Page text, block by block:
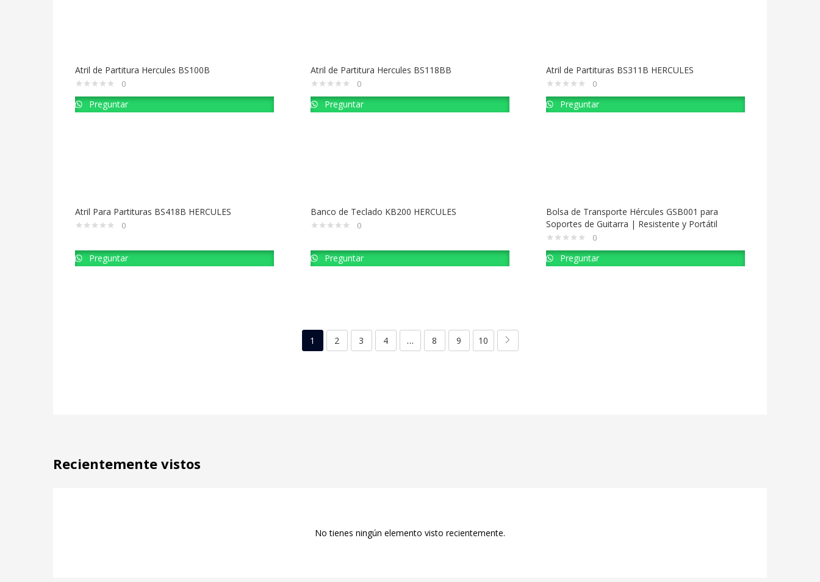
Atril de Partitura Hercules BS100B
0
Preguntar
Atril de Partitura Hercules BS118BB
0
Preguntar
Atril de Partituras BS311B HERCULES
0
Preguntar
Atril Para Partituras BS418B HERCULES
0
Preguntar
Banco de Teclado KB200 HERCULES
0
Preguntar
Bolsa de Transporte Hércules GSB001 para
Soportes de Guitarra | Resistente y Portátil
0
Preguntar
1 2 3 4 … 8 9 10
Recientemente vistos
No tienes ningún elemento visto recientemente.